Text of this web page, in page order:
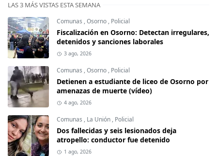
LAS 3 MÁS VISTAS ESTA SEMANA
Comunas ,Osorno, Policial
Fiscalización en Osorno: Detectan irregulares,
detenidos y sanciones laborales
3 ago, 2026
Comunas ,Osorno, Policial
Detienen a estudiante de liceo de Osorno por
amenazas de muerte (vídeo)
4 ago, 2026
Comunas , La Unión, Policial
Dos fallecidas y seis lesionados deja
atropello: conductor fue detenido
1 ago, 2026